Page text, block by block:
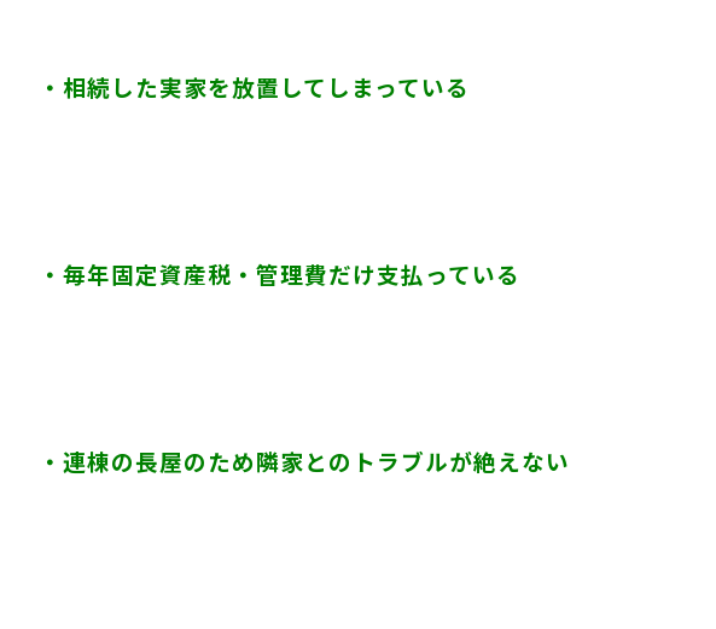
・相続した実家を放置してしまっている
・毎年固定資産税・管理費だけ支払っている
・連棟の長屋のため隣家とのトラブルが絶えない